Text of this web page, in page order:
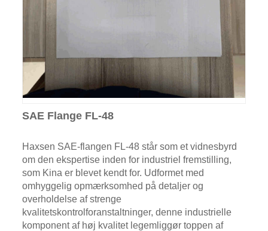
SAE Flange FL-48
Haxsen SAE-flangen FL-48 står som et vidnesbyrd
om den ekspertise inden for industriel fremstilling,
som Kina er blevet kendt for. Udformet med
omhyggelig opmærksomhed på detaljer og
overholdelse af strenge
kvalitetskontrolforanstaltninger, denne industrielle
komponent af høj kvalitet legemliggør toppen af ​​